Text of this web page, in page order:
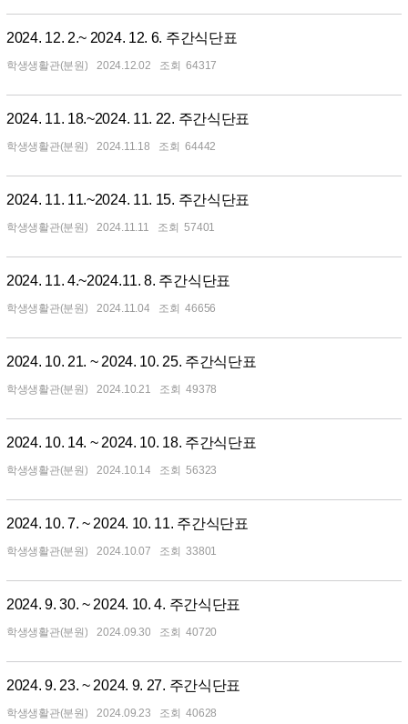
2024. 12. 2.~ 2024. 12. 6. 주간식단표
학생생활관(분원) 2024.12.02 64317
2024. 11. 18.~2024. 11. 22. 주간식단표
학생생활관(분원) 2024.11.18 64442
2024. 11. 11.~2024. 11. 15. 주간식단표
학생생활관(분원) 2024.11.11 57401
2024. 11. 4.~2024.11. 8. 주간식단표
학생생활관(분원) 2024.11.04 46656
2024. 10. 21. ~ 2024. 10. 25. 주간식단표
학생생활관(분원) 2024.10.21 49378
2024. 10. 14. ~ 2024. 10. 18. 주간식단표
학생생활관(분원) 2024.10.14 56323
2024. 10. 7. ~ 2024. 10. 11. 주간식단표
학생생활관(분원) 2024.10.07 33801
2024. 9. 30. ~ 2024. 10. 4. 주간식단표
학생생활관(분원) 2024.09.30 40720
2024. 9. 23. ~ 2024. 9. 27. 주간식단표
학생생활관(분원) 2024.09.23 40628